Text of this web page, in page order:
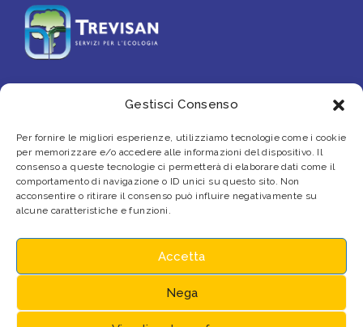
Gestisci Consenso
Per fornire le migliori esperienze, utilizziamo tecnologie come i cookie
per memorizzare e/o accedere alle informazioni del dispositivo. Il
consenso a queste tecnologie ci permetterà di elaborare dati come il
comportamento di navigazione o ID unici su questo sito. Non
acconsentire o ritirare il consenso può influire negativamente su
alcune caratteristiche e funzioni.
Accetta
Nega
© 2026 Gestione Piscine Noale s.r.l. | P.IVA